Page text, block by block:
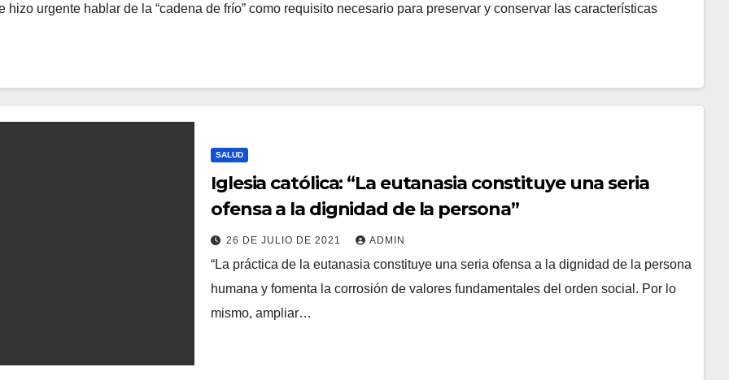
urgente hablar de la “cadena de frío” como requisito necesario para preservar y conservar las características
SALUD
Iglesia católica: “La eutanasia constituye una seria
ofensa a la dignidad de la persona”
26 DE JULIO DE 2021 ADMIN
“La práctica de la eutanasia constituye una seria ofensa a la dignidad de la persona
humana y fomenta la corrosión de valores fundamentales del orden social. Por lo
mismo, ampliar…